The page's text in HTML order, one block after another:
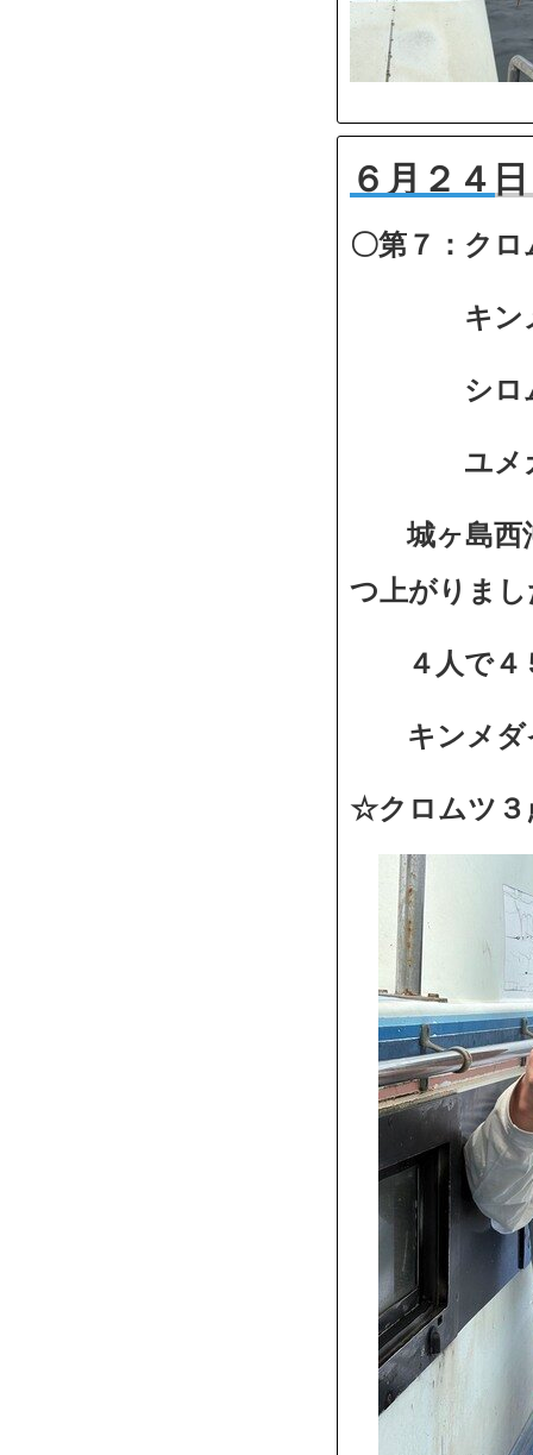
６月２４
〇第７：ク
キンメダ
シロムツ
ユメカサ
城ヶ島西沖
つ上がりまし
４人で４
キンメダイ
☆クロムツ３